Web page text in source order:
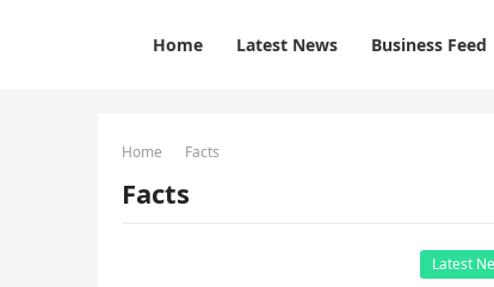
Home Latest News Business Feed
Home Facts
Facts
Latest